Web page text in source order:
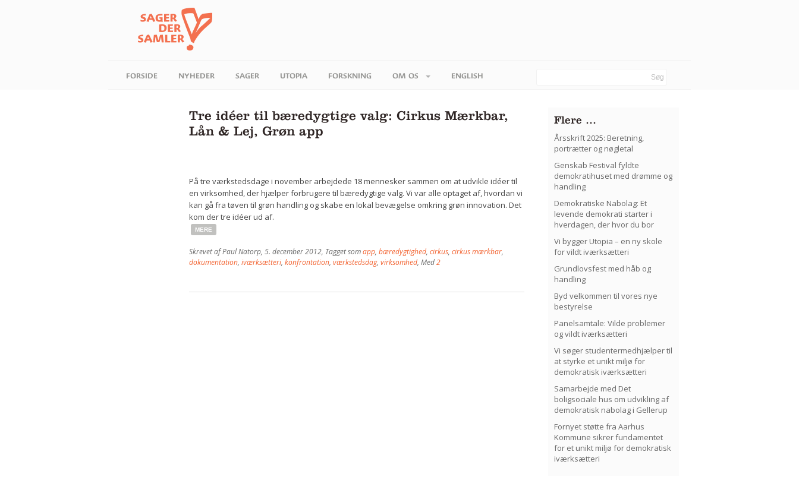
FORSIDE NYHEDER SAGER UTOPIA FORSKNING OM OS ENGLISH
Tre idéer til bæredygtige valg: Cirkus Mærkbar,
Lån & Lej, Grøn app
På tre værkstedsdage i november arbejdede 18 mennesker sammen om at udvikle idéer til
en virksomhed, der hjælper forbrugere til bæredygtige valg. Vi var alle optaget af, hvordan vi
kan gå fra tøven til grøn handling og skabe en lokal bevægelse omkring grøn innovation. Det
kom der tre idéer ud af.
MERE
Skrevet afPaul Natorp,5. december 2012, Tagget somapp,bæredygtighed,cirkus,cirkus mærkbar,
dokumentation,iværksætteri,konfrontation,værkstedsdag,virksomhed, Med2
Flere …
Årsskrift 2025: Beretning,
portrætter og nøgletal
Genskab Festival fyldte
demokratihuset med drømme og
handling
Demokratiske Nabolag: Et
levende demokrati starter i
hverdagen, der hvor du bor
Vi bygger Utopia – en ny skole
for vildt iværksætteri
Grundlovsfest med håb og
handling
Byd velkommen til vores nye
bestyrelse
Panelsamtale: Vilde problemer
og vildt iværksætteri
Vi søger studentermedhjælper til
at styrke et unikt miljø for
demokratisk iværksætteri
Samarbejde med Det
boligsociale hus om udvikling af
demokratisk nabolag i Gellerup
Fornyet støtte fra Aarhus
Kommune sikrer fundamentet
for et unikt miljø for demokratisk
iværksætteri